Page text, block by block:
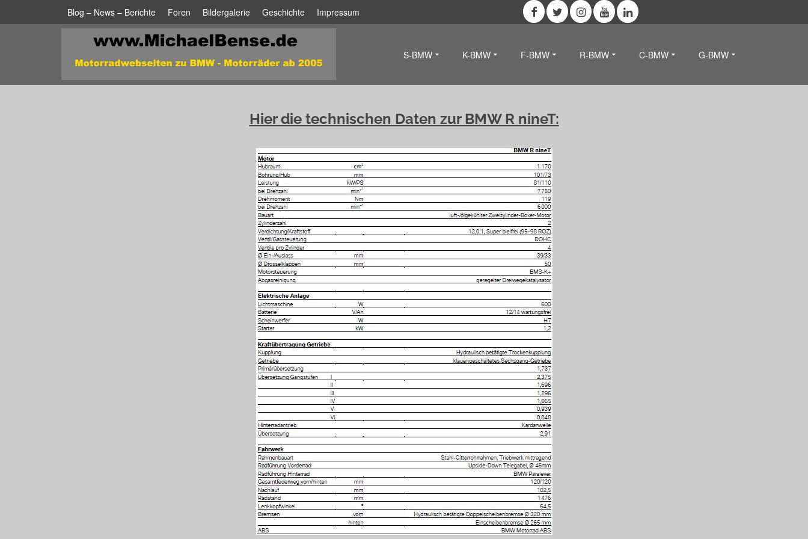
Blog – News – Berichte Foren Bildergalerie Geschichte Impressum
S-BMW K-BMW F-BMW R-BMW C-BMW G-BMW
Hier die technischen Daten zur BMW R nineT: